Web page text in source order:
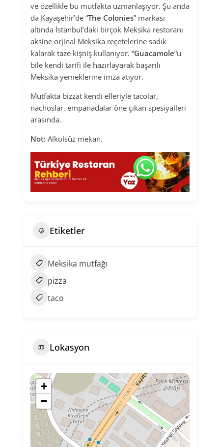
ve özellikle bu mutfakta uzmanlaşıyor. Şu anda
da Kayaşehir’de “The Colonies” markası
altında İstanbul’daki birçok Meksika restoranı
aksine orjinal Meksika reçetelerine sadık
kalarak taze kişniş kullanıyor. “Guacamole“u
bile kendi tarifi ile hazırlayarak başarılı
Meksika yemeklerine imza atıyor.
Mutfakta bizzat kendi elleriyle tacolar,
nachoslar, empanadalar öne çıkan spesiyalleri
arasında.
Not: Alkolsüz mekan.
Etiketler
Meksika mutfağı
pizza
taco
Lokasyon
+
−